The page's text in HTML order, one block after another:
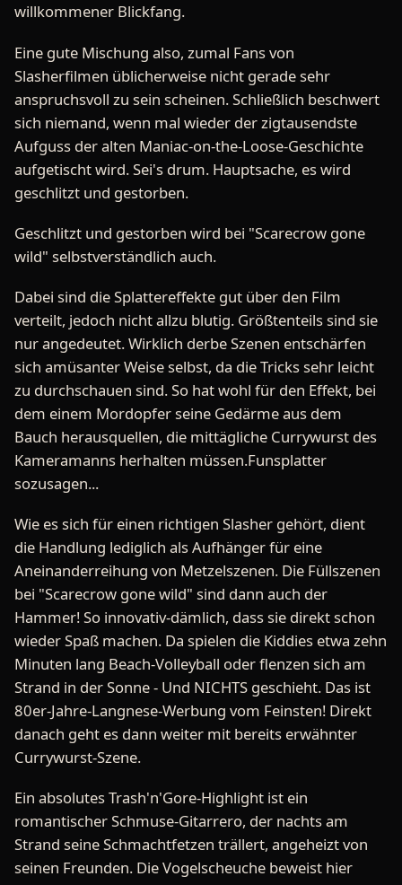
willkommener Blickfang.
Eine gute Mischung also, zumal Fans von
Slasherfilmen üblicherweise nicht gerade sehr
anspruchsvoll zu sein scheinen. Schließlich beschwert
sich niemand, wenn mal wieder der zigtausendste
Aufguss der alten Maniac-on-the-Loose-Geschichte
aufgetischt wird. Sei's drum. Hauptsache, es wird
geschlitzt und gestorben.
Geschlitzt und gestorben wird bei "Scarecrow gone
wild" selbstverständlich auch.
Dabei sind die Splattereffekte gut über den Film
verteilt, jedoch nicht allzu blutig. Größtenteils sind sie
nur angedeutet. Wirklich derbe Szenen entschärfen
sich amüsanter Weise selbst, da die Tricks sehr leicht
zu durchschauen sind. So hat wohl für den Effekt, bei
dem einem Mordopfer seine Gedärme aus dem
Bauch herausquellen, die mittägliche Currywurst des
Kameramanns herhalten müssen.Funsplatter
sozusagen...
Wie es sich für einen richtigen Slasher gehört, dient
die Handlung lediglich als Aufhänger für eine
Aneinanderreihung von Metzelszenen. Die Füllszenen
bei "Scarecrow gone wild" sind dann auch der
Hammer! So innovativ-dämlich, dass sie direkt schon
wieder Spaß machen. Da spielen die Kiddies etwa zehn
Minuten lang Beach-Volleyball oder flenzen sich am
Strand in der Sonne - Und NICHTS geschieht. Das ist
80er-Jahre-Langnese-Werbung vom Feinsten! Direkt
danach geht es dann weiter mit bereits erwähnter
Currywurst-Szene.
Ein absolutes Trash'n'Gore-Highlight ist ein
romantischer Schmuse-Gitarrero, der nachts am
Strand seine Schmachtfetzen trällert, angeheizt von
seinen Freunden. Die Vogelscheuche beweist hier